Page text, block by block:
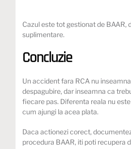
Cazul este tot gestionat de BAAR,
suplimentare.
Concluzie
Un accident fara RCA nu
despagubire, dar inseamna ca
fiecare pas. Diferenta reala nu
cum ajungi la acea plata.
Daca actionezi corect,
procedura BAAR, iti poti recupera